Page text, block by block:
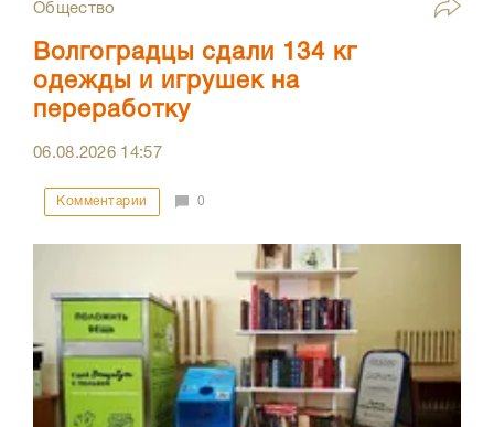
Общество
Волгоградцы сдали 134 кг
одежды и игрушек на
переработку
06.08.2026 14:57
Комментарии 0